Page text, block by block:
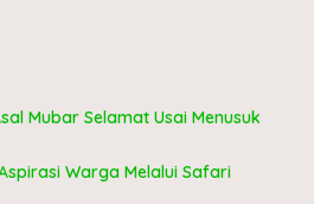
Mubar Selamat Usai Menusuk
Warga Melalui Safari